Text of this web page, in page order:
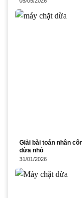
Giải bài toán nhân
dừa nhỏ
31/01/2026